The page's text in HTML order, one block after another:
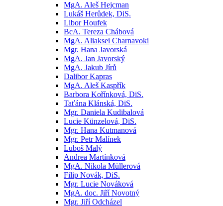
MgA. Aleš Hejcman
Lukáš Herůdek, DiS.
Libor Houfek
BcA. Tereza Chábová
MgA. Aliaksei Charnavoki
Mgr. Hana Javorská
MgA. Jan Javorský
MgA. Jakub Jírů
Dalibor Kapras
MgA. Aleš Kaspřík
Barbora Kořínková, DiS.
Taťána Klánská, DiS.
Mgr. Daniela Kudibalová
Lucie Künzelová, DiS.
Mgr. Hana Kutmanová
Mgr. Petr Malínek
Luboš Malý
Andrea Martínková
MgA. Nikola Müllerová
Filip Novák, DiS.
Mgr. Lucie Nováková
MgA. doc. Jiří Novotný
Mgr. Jiří Odcházel